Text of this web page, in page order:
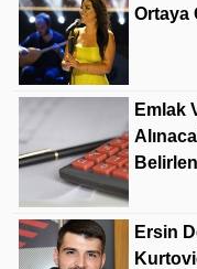
Ortaya
Emlak
Ersin